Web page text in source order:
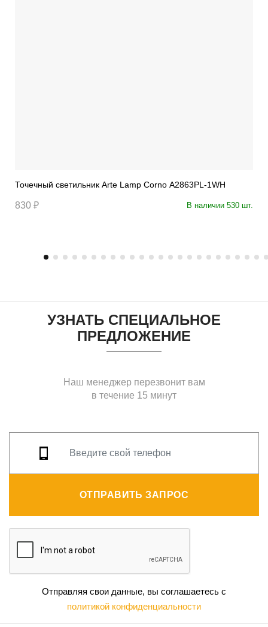
Точечный светильник Arte Lamp Corno A2863PL-1WH
830 ₽ В наличии 530 шт.
УЗНАТЬ СПЕЦИАЛЬНОЕ
ПРЕДЛОЖЕНИЕ
Наш менеджер перезвонит вам
в течение 15 минут
ОТПРАВИТЬ ЗАПРОС
Отправляя свои данные, вы соглашаетесь с
политикой конфиденциальности